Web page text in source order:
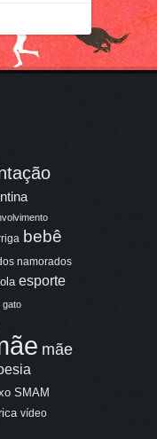
bebê
namorados
esporte
gato
mãe
SMAM
vídeo